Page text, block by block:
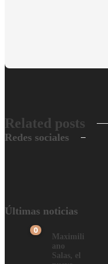
Related posts
Redes sociales
Últimas noticias
0
Maximili
ano
Salas, el